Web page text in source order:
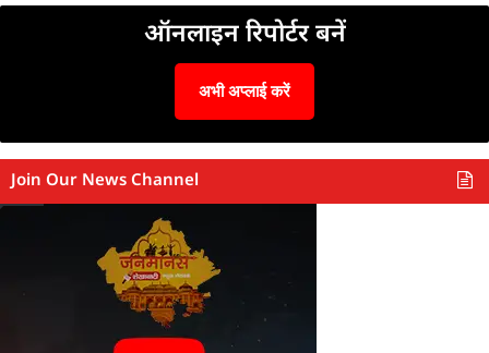
ऑनलाइन रिपोर्टर बनें
अभी अप्लाई करें
Join Our News Channel